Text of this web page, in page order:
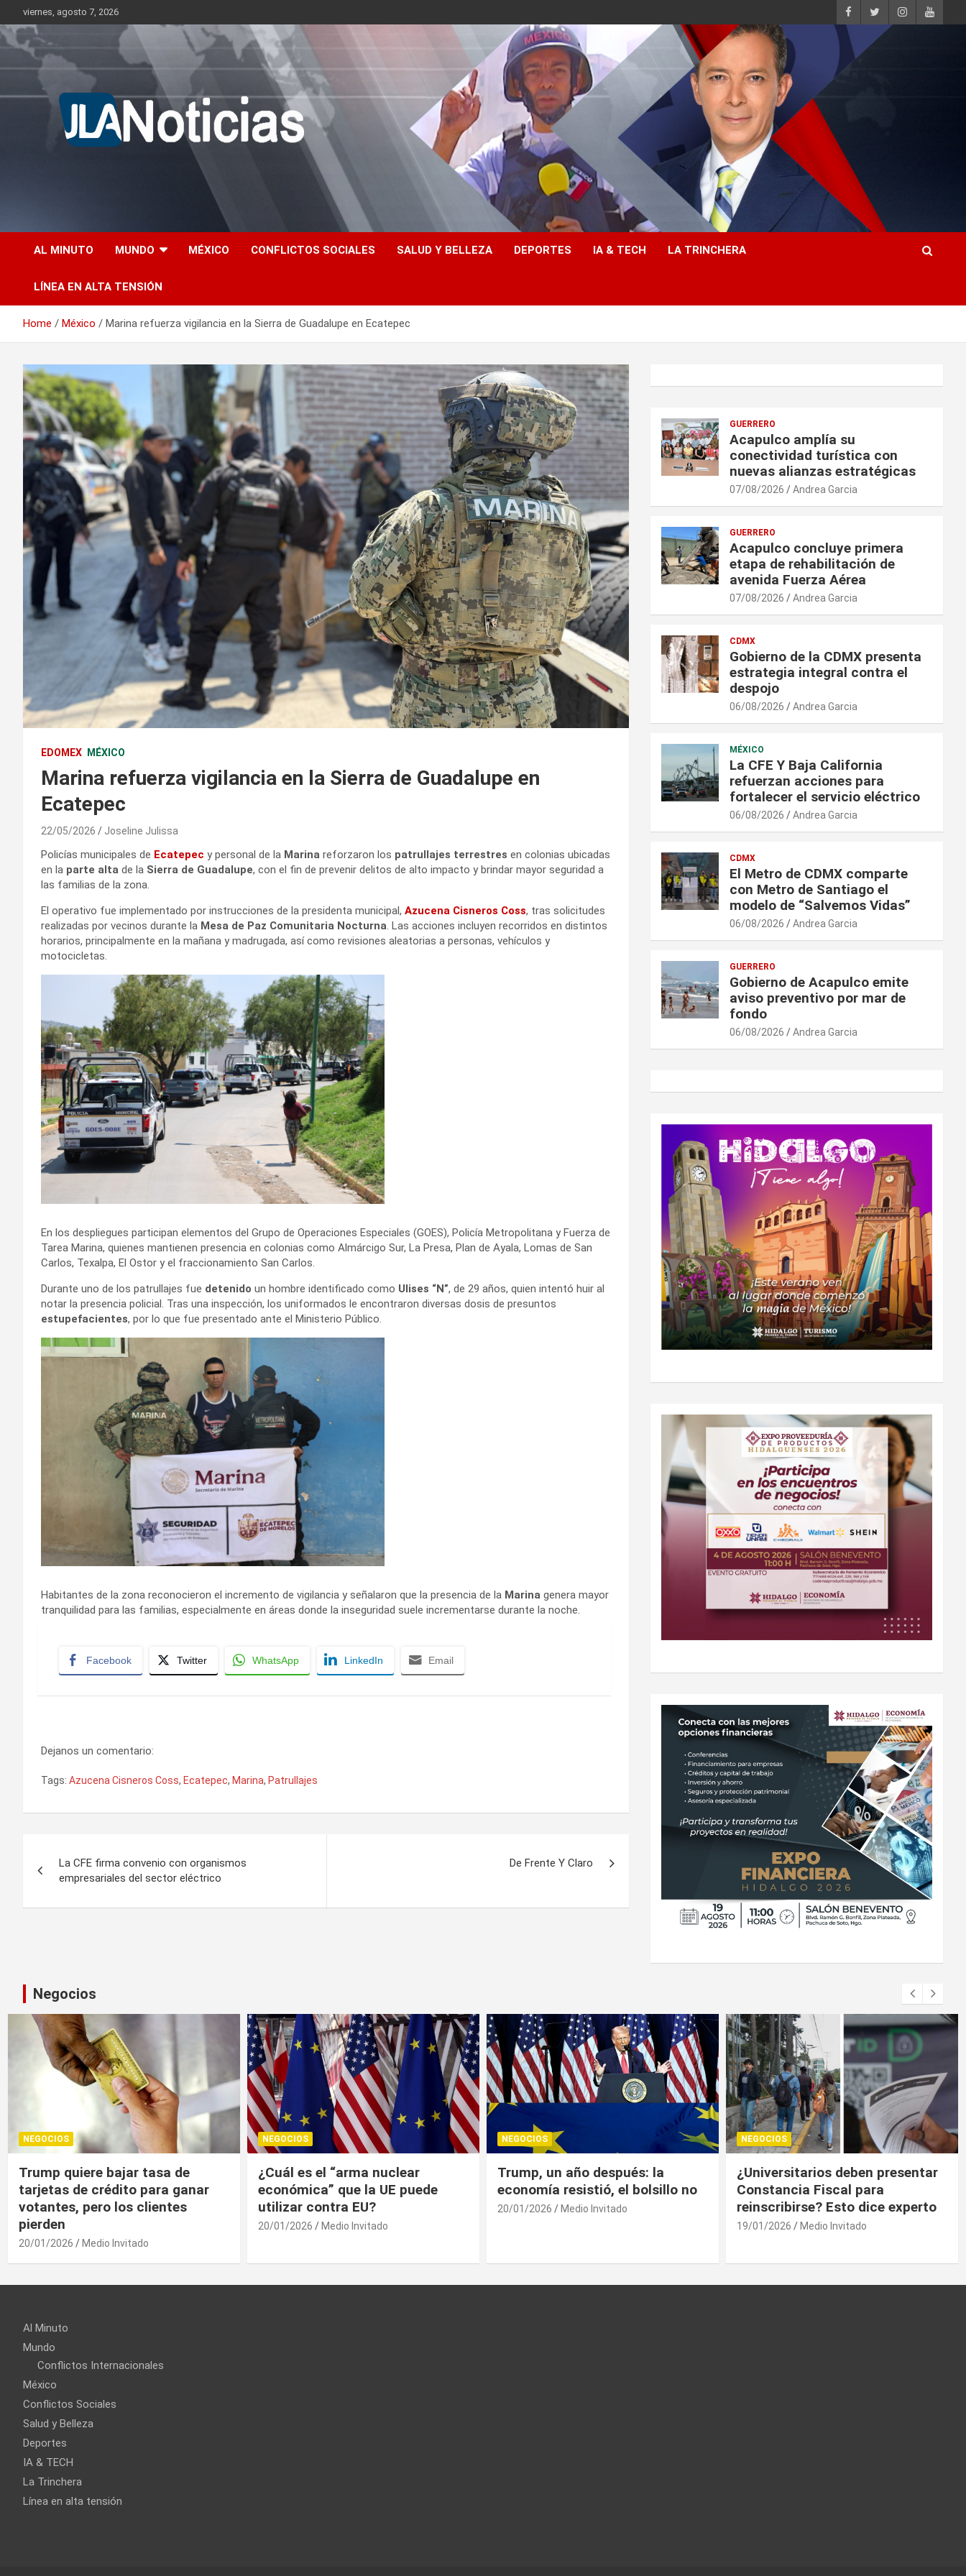
to
content
viernes, agosto 7, 2026
Jlanoticias
AL MINUTO MUNDO MÉXICO CONFLICTOS SOCIALES SALUD Y BELLEZA DEPORTES IA & TECH LA TRINCHERA
LÍNEA EN ALTA TENSIÓN
Home México Marina refuerza vigilancia en la Sierra de Guadalupe en Ecatepec
EDOMEX MÉXICO
Marina refuerza vigilancia en la Sierra de Guadalupe en
Ecatepec
22/05/2026 Joseline Julissa
Policías municipales de Ecatepec y personal de la Marina reforzaron los patrullajes terrestres en colonias ubicadas
en la parte alta de la Sierra de Guadalupe, con el fin de prevenir delitos de alto impacto y brindar mayor seguridad a
las familias de la zona.
El operativo fue implementado por instrucciones de la presidenta municipal, Azucena Cisneros Coss, tras solicitudes
realizadas por vecinos durante la Mesa de Paz Comunitaria Nocturna. Las acciones incluyen recorridos en distintos
horarios, principalmente en la mañana y madrugada, así como revisiones aleatorias a personas, vehículos y
motocicletas.
En los despliegues participan elementos del Grupo de Operaciones Especiales (GOES), Policía Metropolitana y Fuerza de
Tarea Marina, quienes mantienen presencia en colonias como Almárcigo Sur, La Presa, Plan de Ayala, Lomas de San
Carlos, Texalpa, El Ostor y el fraccionamiento San Carlos.
Durante uno de los patrullajes fue detenido un hombre identificado como Ulises “N”, de 29 años, quien intentó huir al
notar la presencia policial. Tras una inspección, los uniformados le encontraron diversas dosis de presuntos
estupefacientes, por lo que fue presentado ante el Ministerio Público.
Habitantes de la zona reconocieron el incremento de vigilancia y señalaron que la presencia de la Marina genera mayor
tranquilidad para las familias, especialmente en áreas donde la inseguridad suele incrementarse durante la noche.
Facebook Twitter WhatsApp LinkedIn Email
Dejanos un comentario:
Tags: Azucena Cisneros Coss, Ecatepec, Marina, Patrullajes
de
entradas
La CFE firma convenio con organismos
empresariales del sector eléctrico
De Frente Y Claro
GUERRERO
Acapulco amplía su
conectividad turística con
nuevas alianzas estratégicas
07/08/2026 Andrea Garcia
GUERRERO
Acapulco concluye primera
etapa de rehabilitación de
avenida Fuerza Aérea
07/08/2026 Andrea Garcia
CDMX
Gobierno de la CDMX presenta
estrategia integral contra el
despojo
06/08/2026 Andrea Garcia
MÉXICO
La CFE Y Baja California
refuerzan acciones para
fortalecer el servicio eléctrico
06/08/2026 Andrea Garcia
CDMX
El Metro de CDMX comparte
con Metro de Santiago el
modelo de “Salvemos Vidas”
06/08/2026 Andrea Garcia
GUERRERO
Gobierno de Acapulco emite
aviso preventivo por mar de
fondo
06/08/2026 Andrea Garcia
Negocios
NEGOCIOS
¿Cuál es el “arma nuclear
económica” que la UE puede
utilizar contra EU?
20/01/2026
NEGOCIOS
Trump, un año después: la
economía resistió, el bolsillo no
20/01/2026 Medio Invitado
NEGOCIOS
¿Universitarios deben presentar
Constancia Fiscal para
reinscribirse? Esto dice experto
NEGOCIOS
Trump contiene el déficit
comercial de bienes, pero sin
descenso
19/01/2026 Medio Invitado
Al Minuto
Mundo
Conflictos Internacionales
México
Conflictos Sociales
Salud y Belleza
Deportes
IA & TECH
La Trinchera
Línea en alta tensión